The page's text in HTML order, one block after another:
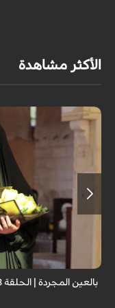
الأكثر مشاهدة
برنامج "بالعين المجردة"
نستمع فيه إلى شهاداتٍ
بالعين المجردة | الحلقة 08